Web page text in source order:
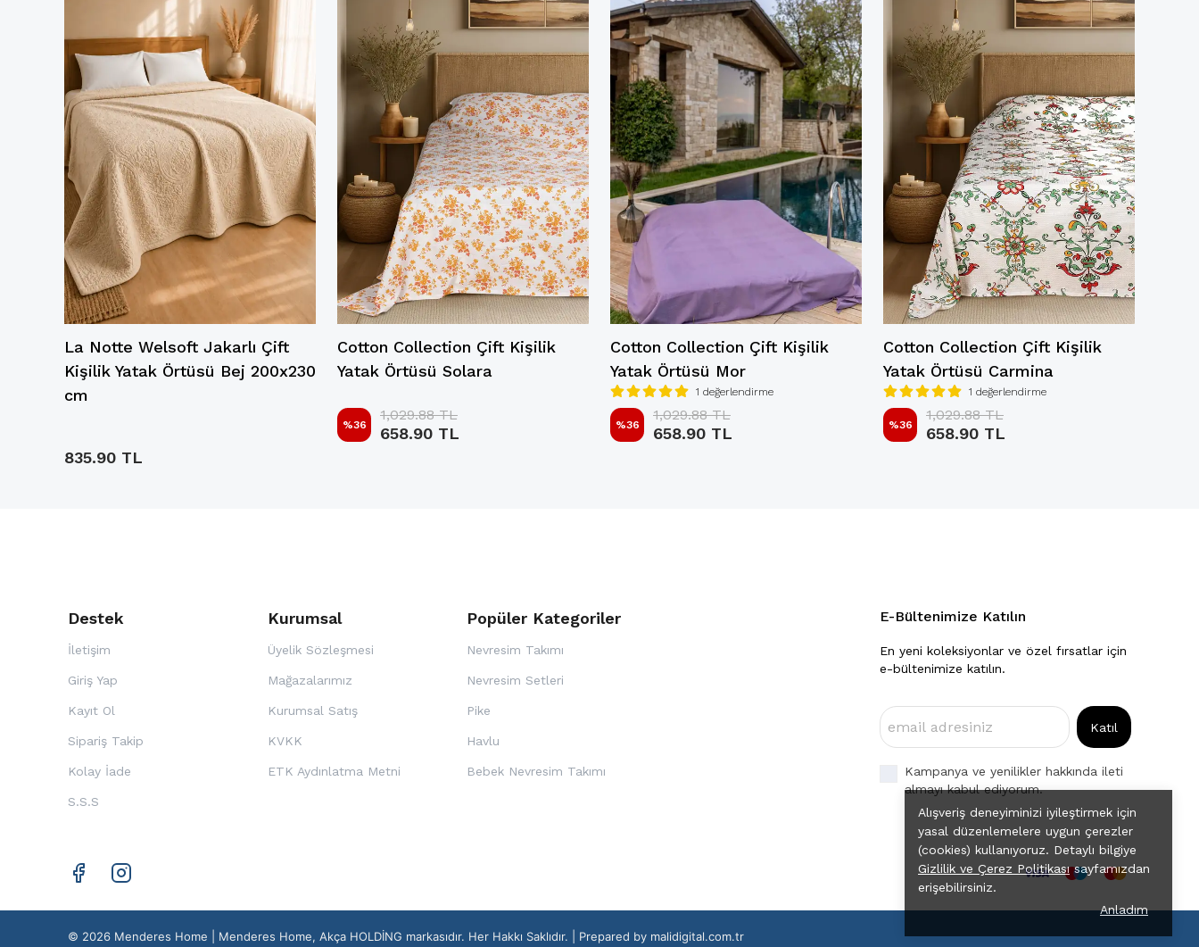
Alışveriş deneyiminizi iyileştirmek için
yasal düzenlemelere uygun çerezler
(cookies) kullanıyoruz. Detaylı bilgiye
Gizlilik ve Çerez Politikasısayfamızdan
erişebilirsiniz.
Anladım
La Notte Welsoft Jakarlı Çift
Kişilik Yatak Örtüsü Bej 200x230
cm
835.90 TL
Cotton Collection Çift Kişilik
Yatak Örtüsü Solara
%36
1,029.88 TL
658.90 TL
Cotton Collection Çift Kişilik
Yatak Örtüsü Mor
1 değerlendirme
%36
1,029.88 TL
658.90 TL
Cotton Collection Çift Kişilik
Yatak Örtüsü Carmina
1 değerlendirme
%36
1,029.88 TL
658.90 TL
Destek
İletişim
Giriş Yap
Kayıt Ol
Sipariş Takip
Kolay İade
S.S.S
Kurumsal
Üyelik Sözleşmesi
Mağazalarımız
Kurumsal Satış
KVKK
ETK Aydınlatma Metni
Popüler Kategoriler
Nevresim Takımı
Nevresim Setleri
Pike
Havlu
Bebek Nevresim Takımı
E-Bültenimize Katılın
En yeni koleksiyonlar ve özel fırsatlar için
e-bültenimize katılın.
Katıl
Kampanya ve yenilikler hakkında ileti
almayı kabul ediyorum.
© 2026 Menderes Home | Menderes Home, Akça HOLDİNG markasıdır. Her Hakkı Saklıdır. | Prepared by malidigital.com.tr